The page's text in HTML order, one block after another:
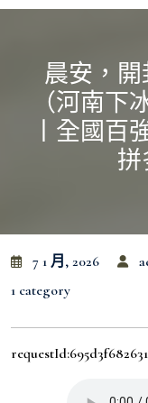
晨安，
（河南下
丨全國百
拼
7 1 月, 2026
1 category